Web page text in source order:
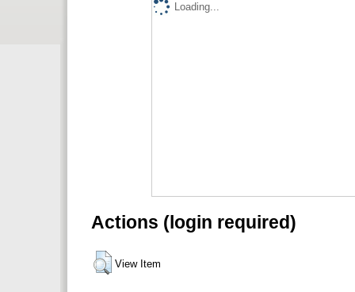
Loading...
Actions (login required)
View Item